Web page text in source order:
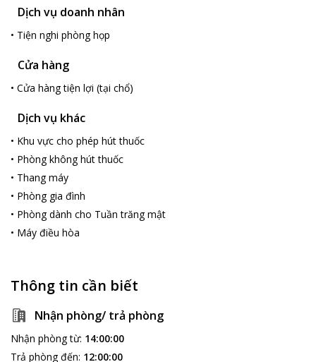
Dịch vụ doanh nhân
• Tiện nghi phòng họp
Cửa hàng
• Cửa hàng tiện lợi (tại chổ)
Dịch vụ khác
• Khu vực cho phép hút thuốc
• Phòng không hút thuốc
• Thang máy
• Phòng gia đình
• Phòng dành cho Tuần trăng mật
• Máy điều hòa
Thông tin cần biết
Nhận phòng/ trả phòng
Nhận phòng từ: 14:00:00
Trả phòng đến: 12:00:00